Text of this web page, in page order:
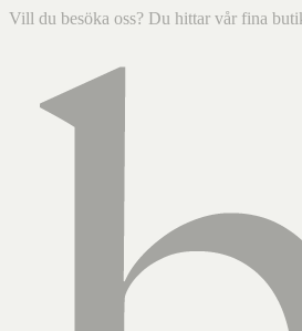
Vill du besöka oss? Du hittar vår fina